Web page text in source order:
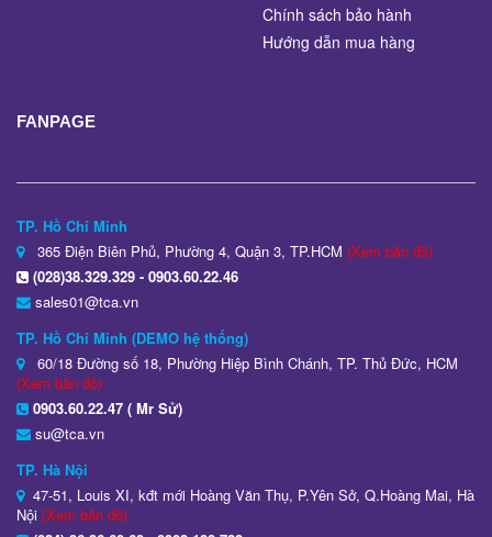
Chính sách bảo hành
Hướng dẫn mua hàng
FANPAGE
TP. Hồ Chí Minh
365 Điện Biên Phủ, Phường 4, Quận 3, TP.HCM (Xem bản đồ)
(028)38.329.329 - 0903.60.22.46
sales01@tca.vn
TP. Hồ Chí Minh (DEMO hệ thống)
60/18 Đường số 18, Phường Hiệp Bình Chánh, TP. Thủ Đức, HCM
(Xem bản đồ)
0903.60.22.47 ( Mr Sử)
su@tca.vn
TP. Hà Nội
47-51, Louis XI, kđt mới Hoàng Văn Thụ, P.Yên Sở, Q.Hoàng Mai, Hà
Nội (Xem bản đồ)